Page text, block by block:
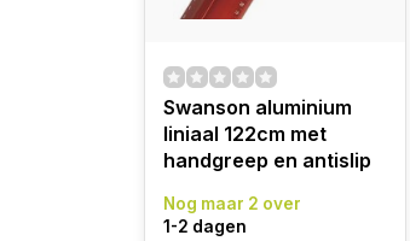
Swanson aluminium
liniaal 122cm met
handgreep en antislip
Nog maar 2 over
1-2 dagen